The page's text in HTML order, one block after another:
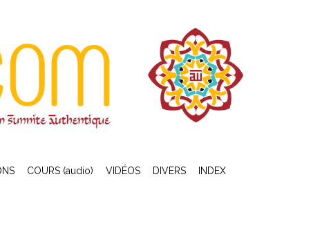
COURS (audio) VIDÉOS DIVERS INDEX